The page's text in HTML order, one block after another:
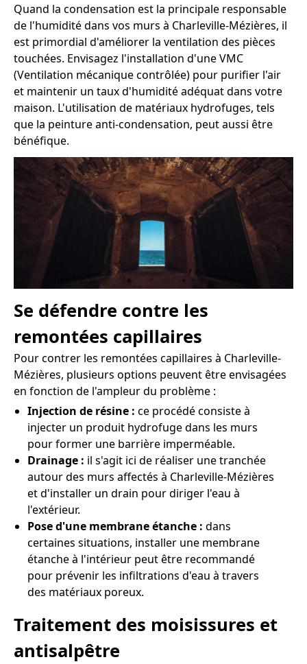
Quand la condensation est la principale responsable
de l'humidité dans vos murs à Charleville-Mézières, il
est primordial d'améliorer la ventilation des pièces
touchées. Envisagez l'installation d'une VMC
(Ventilation mécanique contrôlée) pour purifier l'air
et maintenir un taux d'humidité adéquat dans votre
maison. L'utilisation de matériaux hydrofuges, tels
que la peinture anti-condensation, peut aussi être
bénéfique.
Se défendre contre les
remontées capillaires
Pour contrer les remontées capillaires à Charleville-
Mézières, plusieurs options peuvent être envisagées
en fonction de l'ampleur du problème :
Injection de résine : ce procédé consiste à
injecter un produit hydrofuge dans les murs
pour former une barrière imperméable.
Drainage : il s'agit ici de réaliser une tranchée
autour des murs affectés à Charleville-Mézières
et d'installer un drain pour diriger l'eau à
l'extérieur.
Pose d'une membrane étanche : dans
certaines situations, installer une membrane
étanche à l'intérieur peut être recommandé
pour prévenir les infiltrations d'eau à travers
des matériaux poreux.
Traitement des moisissures et
antisalpêtre